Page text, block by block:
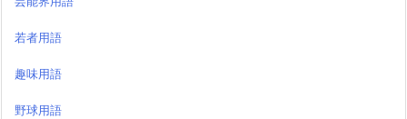
若者用語
趣味用語
野球用語